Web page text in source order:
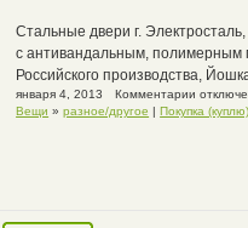
Стальные двери г.
с антивандальным, полимерным
Российского производства,
января 4, 2013
Комментарии
Вещи »разное/другое |Покупка (куплю)